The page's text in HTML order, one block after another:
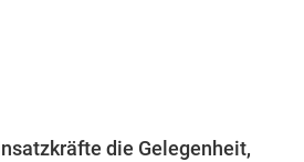
die Gelegenheit,